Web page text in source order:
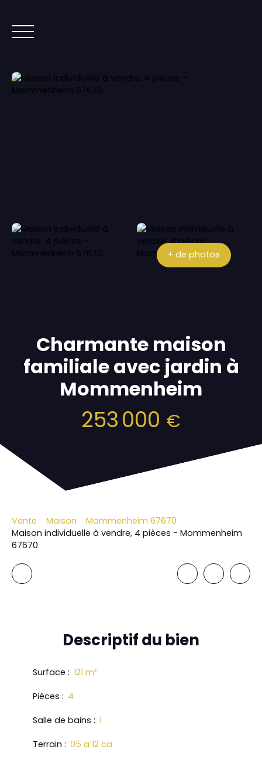
ACCUEIL ACHETER
+ de photos
Charmante maison
familiale avec jardin à
Mommenheim
253 000 €
Vente Maison
Mommenheim 67670
Maison individuelle à vendre, 4 pièces - Mommenheim
67670
Descriptifdu bien
Surface : 121 m²
Pièces : 4
Salle de bains : 1
Terrain : 05 a 12 ca